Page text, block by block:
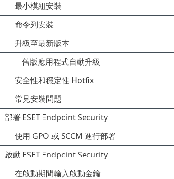
最小模組安裝
命令列安裝
升級至最新版本
舊版應用程式自動升級
安全性和穩定性 Hotfix
常見安裝問題
部署 ESET Endpoint Security
使用 GPO 或 SCCM 進行部署
啟動 ESET Endpoint Security
在啟動期間輸入啟動金鑰